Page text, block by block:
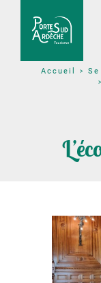
Accueil